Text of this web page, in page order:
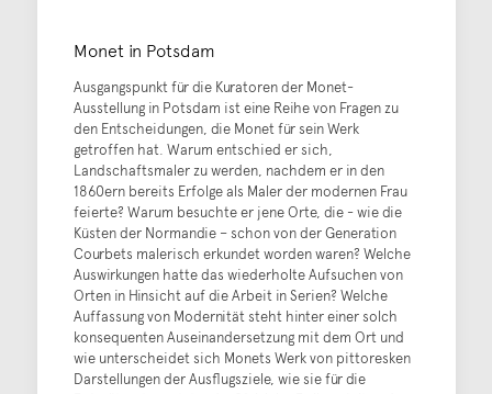
Monet in Potsdam
Ausgangspunkt für die Kuratoren der Monet-
Ausstellung in Potsdam ist eine Reihe von Fragen zu
den Entscheidungen, die Monet für sein Werk
getroffen hat. Warum entschied er sich,
Landschaftsmaler zu werden, nachdem er in den
1860ern bereits Erfolge als Maler der modernen Frau
feierte? Warum besuchte er jene Orte, die - wie die
Küsten der Normandie – schon von der Generation
Courbets malerisch erkundet worden waren? Welche
Auswirkungen hatte das wiederholte Aufsuchen von
Orten in Hinsicht auf die Arbeit in Serien? Welche
Auffassung von Modernität steht hinter einer solch
konsequenten Auseinandersetzung mit dem Ort und
wie unterscheidet sich Monets Werk von pittoresken
Darstellungen der Ausflugsziele, wie sie für die